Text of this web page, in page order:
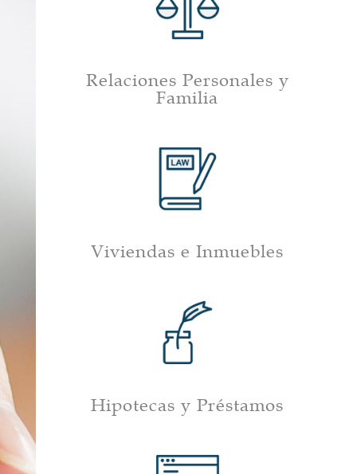
Relaciones Personales y
Familia
Viviendas e Inmuebles
Hipotecas y Préstamos